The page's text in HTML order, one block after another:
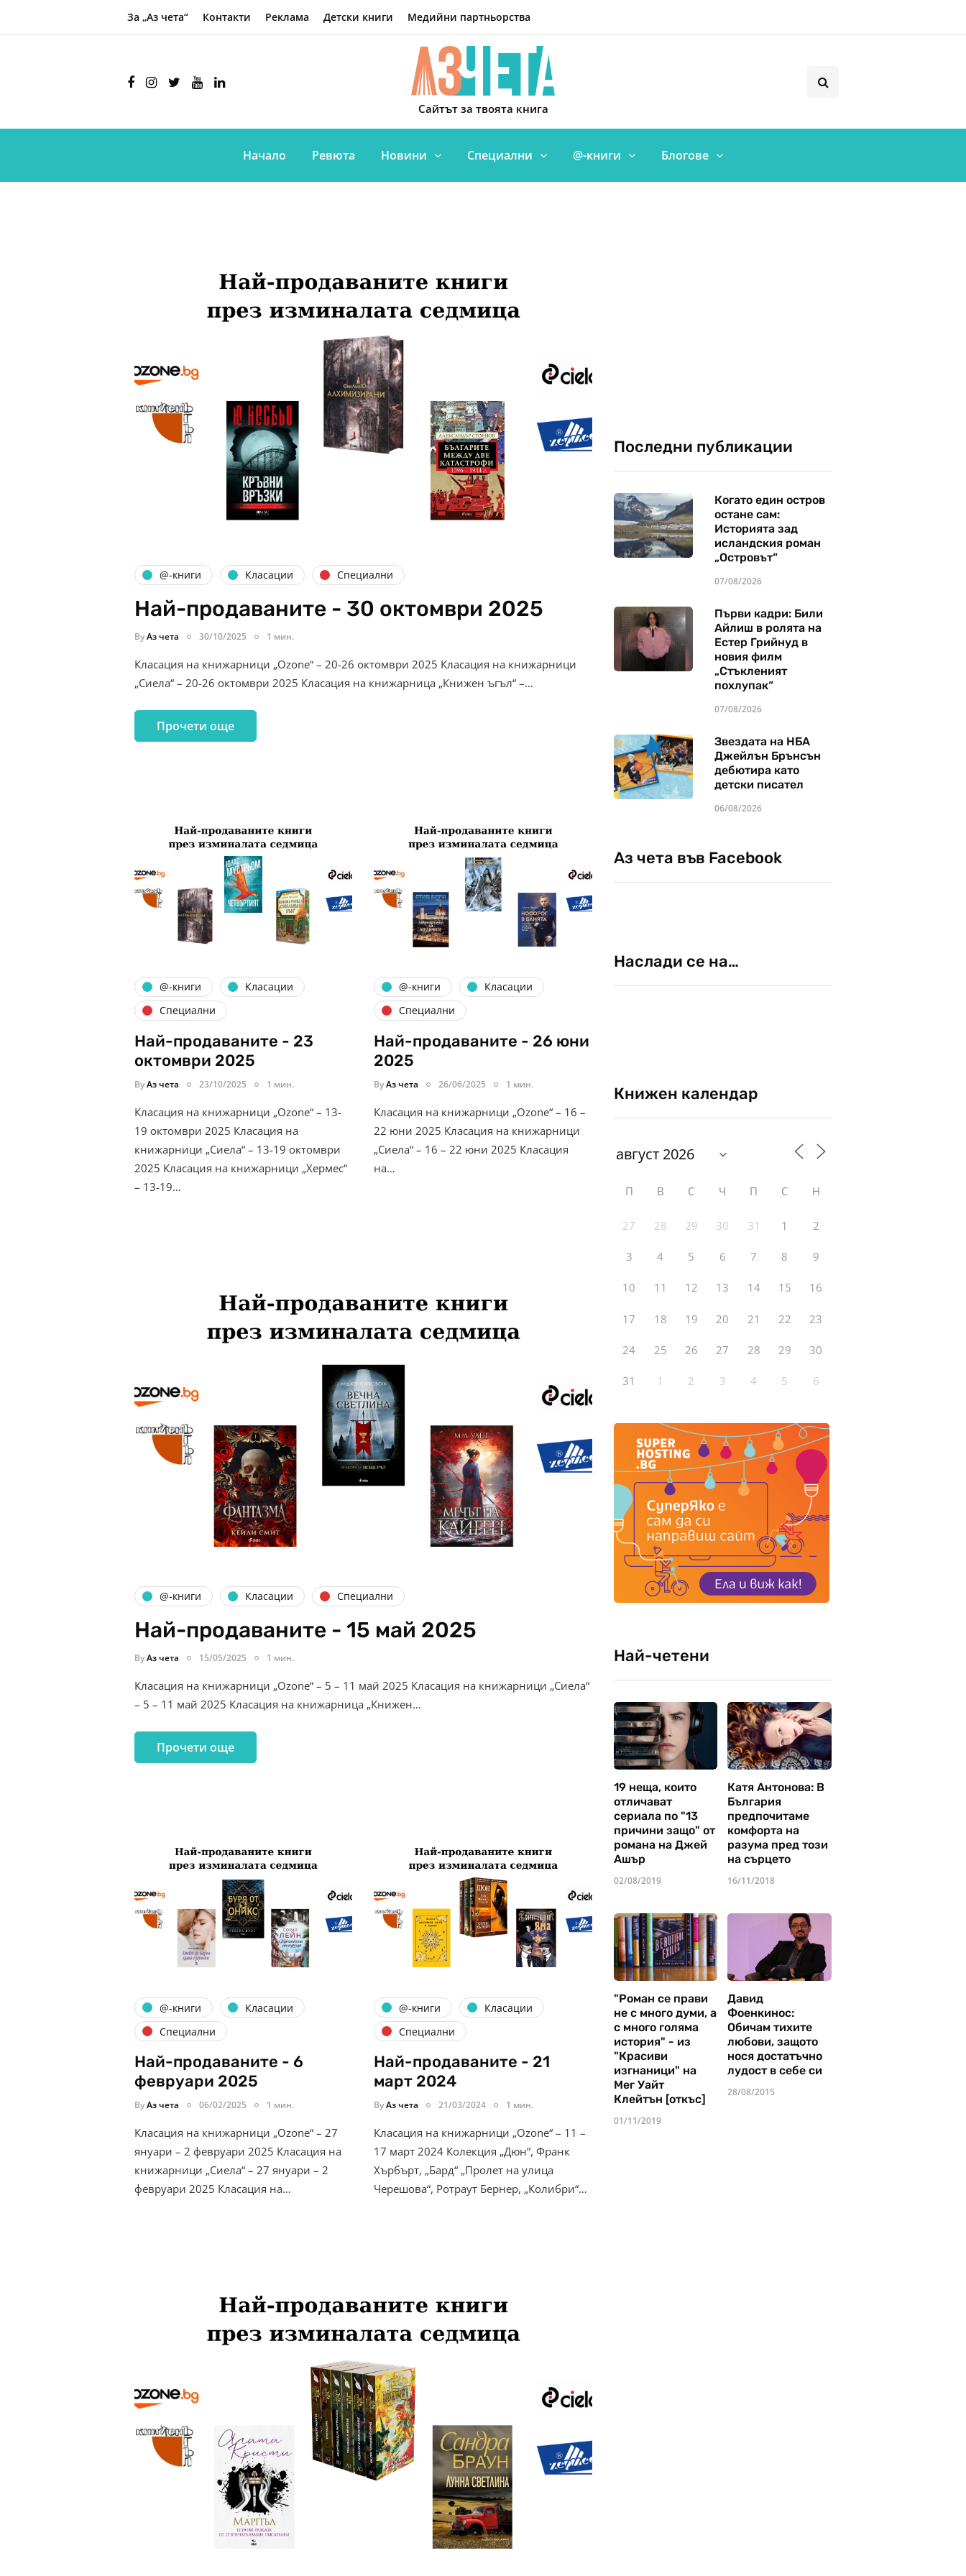
За „Аз чета“ Контакти Реклама Детски книги Медийни партньорства
Сайтът за твоята книга
Начало Ревюта Новини Специални @-книги Блогове
@-книги Класации Специални
Най-продаваните - 30 октомври 2025
ByАз чета 30/10/2025 1 мин.
Класация на книжарници „Ozone“ – 20-26 октомври 2025 Класация на книжарници
„Сиела“ – 20-26 октомври 2025 Класация на книжарница „Книжен ъгъл“ –…
Прочети още
@-книги
Класации
Специални
Най-продаваните - 23
октомври 2025
ByАз чета 23/10/2025 1 мин.
Класация на книжарници „Ozone“ – 13-
19 октомври 2025 Класация на
книжарници „Сиела“ – 13-19 октомври
2025 Класация на книжарници „Хермес“
– 13-19…
@-книги
Класации
Специални
Най-продаваните - 26 юни
2025
ByАз чета 26/06/2025 1 мин.
Класация на книжарници „Ozone“ – 16 –
22 юни 2025 Класация на книжарници
„Сиела“ – 16 – 22 юни 2025 Класация
на…
@-книги Класации Специални
Най-продаваните - 15 май 2025
ByАз чета 15/05/2025 1 мин.
Класация на книжарници „Ozone“ – 5 – 11 май 2025 Класация на книжарници „Сиела“
– 5 – 11 май 2025 Класация на книжарница „Книжен…
Прочети още
@-книги
Класации
Специални
Най-продаваните - 6
февруари 2025
ByАз чета 06/02/2025 1 мин.
Класация на книжарници „Ozone“ – 27
януари – 2 февруари 2025 Класация на
книжарници „Сиела“ – 27 януари – 2
февруари 2025 Класация на…
@-книги
Класации
Специални
Най-продаваните - 21
март 2024
ByАз чета 21/03/2024 1 мин.
Класация на книжарници „Ozone“ – 11 –
17 март 2024 Колекция „Дюн“, Франк
Хърбърт, „Бард“ „Пролет на улица
Черешова“, Ротраут Бернер, „Колибри“…
Последни публикации
Когато един остров
остане сам:
Историята зад
исландския роман
„Островът“
07/08/2026
Първи кадри: Били
Айлиш в ролята на
Естер Грийнуд в
новия филм
„Стъкленият
похлупак“
07/08/2026
Звездата на НБА
Джейлън Брънсън
дебютира като
детски писател
06/08/2026
Аз чета във Facebook
Наслади се на…
Книжен календар
П В С Ч П С Н
27 28 29 30 31 1 2
3 4 5 6 7 8 9
10 11 12 13 14 15 16
17 18 19 20 21 22 23
24 25 26 27 28 29 30
31 1 2 3 4 5 6
Най-четени
19 неща, които
отличават
сериала по "13
причини защо" от
романа на Джей
Ашър
02/08/2019
Катя Антонова: В
България
предпочитаме
комфорта на
разума пред този
на сърцето
16/11/2018
"Роман се прави
не с много думи, а
с много голяма
история" - из
"Красиви
изгнаници" на
Мег Уайт
Клейтън [откъс]
01/11/2019
Давид
Фоенкинос:
Обичам тихите
любови, защото
нося достатъчно
лудост в себе си
28/08/2015